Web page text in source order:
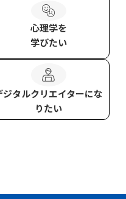
心理学を
学びたい
ジタルクリエイターにな
りたい